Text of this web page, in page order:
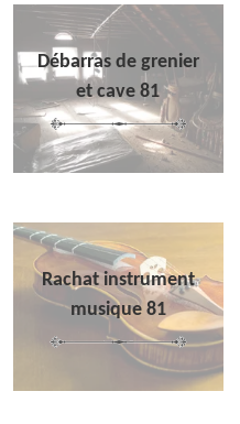
Débarras de grenier
et cave 81
Rachat instrument
musique 81